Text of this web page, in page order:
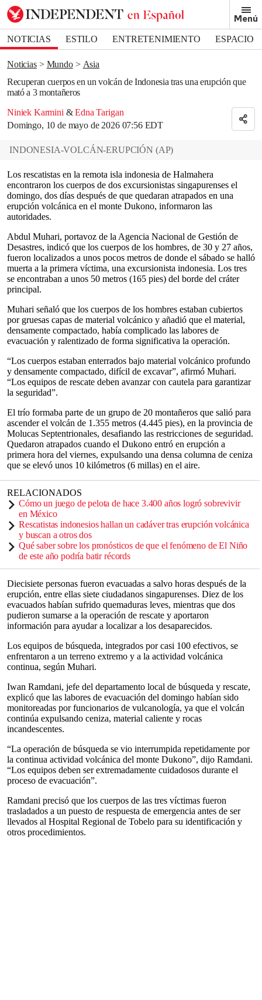
Menú
NOTICIAS ESTILO ENTRETENIMIENTO
ESPACIO
DEPORTES
Noticias Mundo
Asia
Recuperan cuerpos en un volcán de Indonesia tras una erupción que
mató a 3 montañeros
Niniek Karmini & Edna Tarigan
Domingo, 10 de mayo de 2026 07:56 EDT
Bookmark popover
Removed from bookmarks
Close popover
INDONESIA-VOLCÁN-ERUPCIÓN (AP)
Los rescatistas en la remota isla indonesia de Halmahera
encontraron los cuerpos de dos excursionistas singapurenses el
domingo, dos días después de que quedaran atrapados en una
erupción volcánica en el monte Dukono, informaron las
autoridades.
Abdul Muhari, portavoz de la Agencia Nacional de Gestión de
Desastres, indicó que los cuerpos de los hombres, de 30 y 27 años,
fueron localizados a unos pocos metros de donde el sábado se halló
muerta a la primera víctima, una excursionista indonesia. Los tres
se encontraban a unos 50 metros (165 pies) del borde del cráter
principal.
Muhari señaló que los cuerpos de los hombres estaban cubiertos
por gruesas capas de material volcánico y añadió que el material,
densamente compactado, había complicado las labores de
evacuación y ralentizado de forma significativa la operación.
“Los cuerpos estaban enterrados bajo material volcánico profundo
y densamente compactado, difícil de excavar”, afirmó Muhari.
“Los equipos de rescate deben avanzar con cautela para garantizar
la seguridad”.
El trío formaba parte de un grupo de 20 montañeros que salió para
ascender el volcán de 1.355 metros (4.445 pies), en la provincia de
Molucas Septentrionales, desafiando las restricciones de seguridad.
Quedaron atrapados cuando el Dukono entró en erupción a
primera hora del viernes, expulsando una densa columna de ceniza
que se elevó unos 10 kilómetros (6 millas) en el aire.
RELACIONADOS
Cómo un juego de pelota de hace 3.400 años logró sobrevivir
en México
Rescatistas indonesios hallan un cadáver tras erupción volcánica
y buscan a otros dos
Qué saber sobre los pronósticos de que el fenómeno de El Niño
de este año podría batir récords
Diecisiete personas fueron evacuadas a salvo horas después de la
erupción, entre ellas siete ciudadanos singapurenses. Diez de los
evacuados habían sufrido quemaduras leves, mientras que dos
pudieron sumarse a la operación de rescate y aportaron
información para ayudar a localizar a los desaparecidos.
Los equipos de búsqueda, integrados por casi 100 efectivos, se
enfrentaron a un terreno extremo y a la actividad volcánica
continua, según Muhari.
Iwan Ramdani, jefe del departamento local de búsqueda y rescate,
explicó que las labores de evacuación del domingo habían sido
monitoreadas por funcionarios de vulcanología, ya que el volcán
continúa expulsando ceniza, material caliente y rocas
incandescentes.
“La operación de búsqueda se vio interrumpida repetidamente por
la continua actividad volcánica del monte Dukono”, dijo Ramdani.
“Los equipos deben ser extremadamente cuidadosos durante el
proceso de evacuación”.
Ramdani precisó que los cuerpos de las tres víctimas fueron
trasladados a un puesto de respuesta de emergencia antes de ser
llevados al Hospital Regional de Tobelo para su identificación y
otros procedimientos.